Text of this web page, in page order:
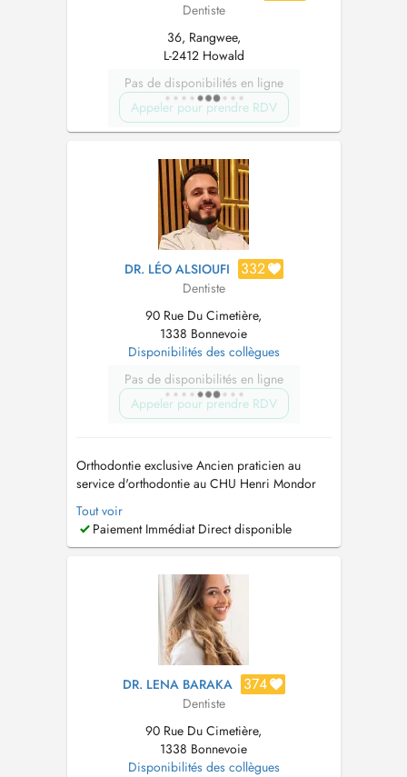
Dentiste
36, Rangwee,
L-2412 Howald
Pas de disponibilités en ligne
Appeler pour prendre RDV
DR. LÉO ALSIOUFI 332
Dentiste
90 Rue Du Cimetière,
1338 Bonnevoie
Disponibilités des collègues
Pas de disponibilités en ligne
Appeler pour prendre RDV
Orthodontie exclusive Ancien praticien au
service d'orthodontie au CHU Henri Mondor
AP-HP - service d'orthodontie - PARIS Invisalign
Masterclass Classique Certifiant Le Dr Léo
ALSIOUFI a reçu une formation spécifique de
exclusivement réservé...
Tout voir
Paiement Immédiat Direct disponible
DR. LENA BARAKA 374
Dentiste
90 Rue Du Cimetière,
1338 Bonnevoie
Disponibilités des collègues